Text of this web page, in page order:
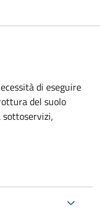
di eseguire
del suolo
sottoservizi,